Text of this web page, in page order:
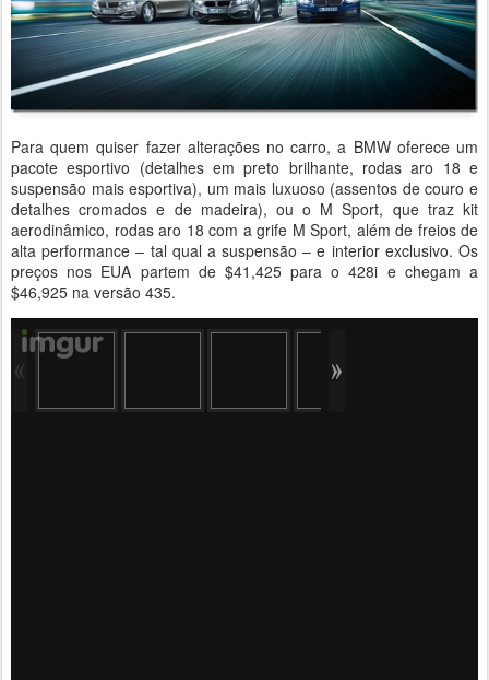
Para quem quiser fazer alterações no carro, a BMW oferece um
pacote esportivo (detalhes em preto brilhante, rodas aro 18 e
suspensão mais esportiva), um mais luxuoso (assentos de couro e
detalhes cromados e de madeira), ou o M Sport, que traz kit
aerodinâmico, rodas aro 18 com a grife M Sport, além de freios de
alta performance – tal qual a suspensão – e interior exclusivo. Os
preços nos EUA partem de $41,425 para o 428i e chegam a
$46,925 na versão 435.